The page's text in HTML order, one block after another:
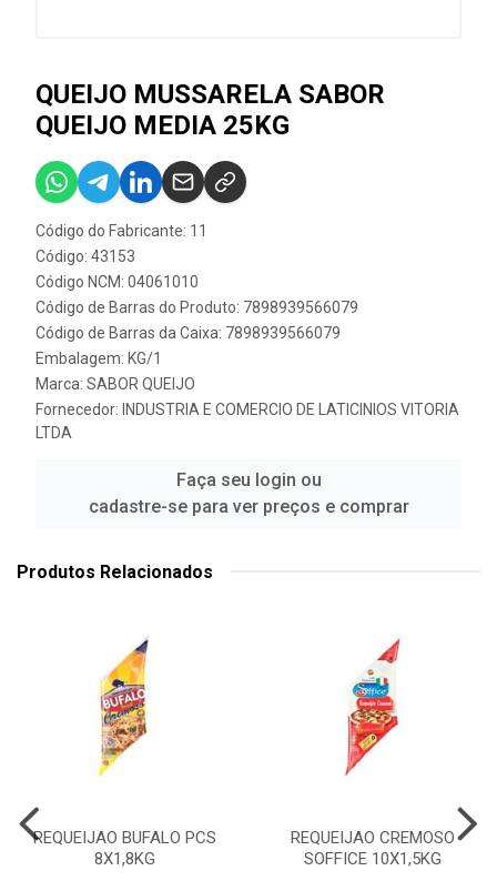
QUEIJO MUSSARELA SABOR
QUEIJO MEDIA 25KG
Código do Fabricante: 11
Código: 43153
Código NCM: 04061010
Código de Barras do Produto: 7898939566079
Código de Barras da Caixa: 7898939566079
Embalagem: KG/1
Marca: SABOR QUEIJO
Fornecedor: INDUSTRIA E COMERCIO DE LATICINIOS VITORIA
LTDA
Faça seu login ou
cadastre-se para ver preços e comprar
Produtos Relacionados
REQUEIJAO BUFALO PCS
8X1,8KG
REQUEIJAO CREMOSO
SOFFICE 10X1,5KG